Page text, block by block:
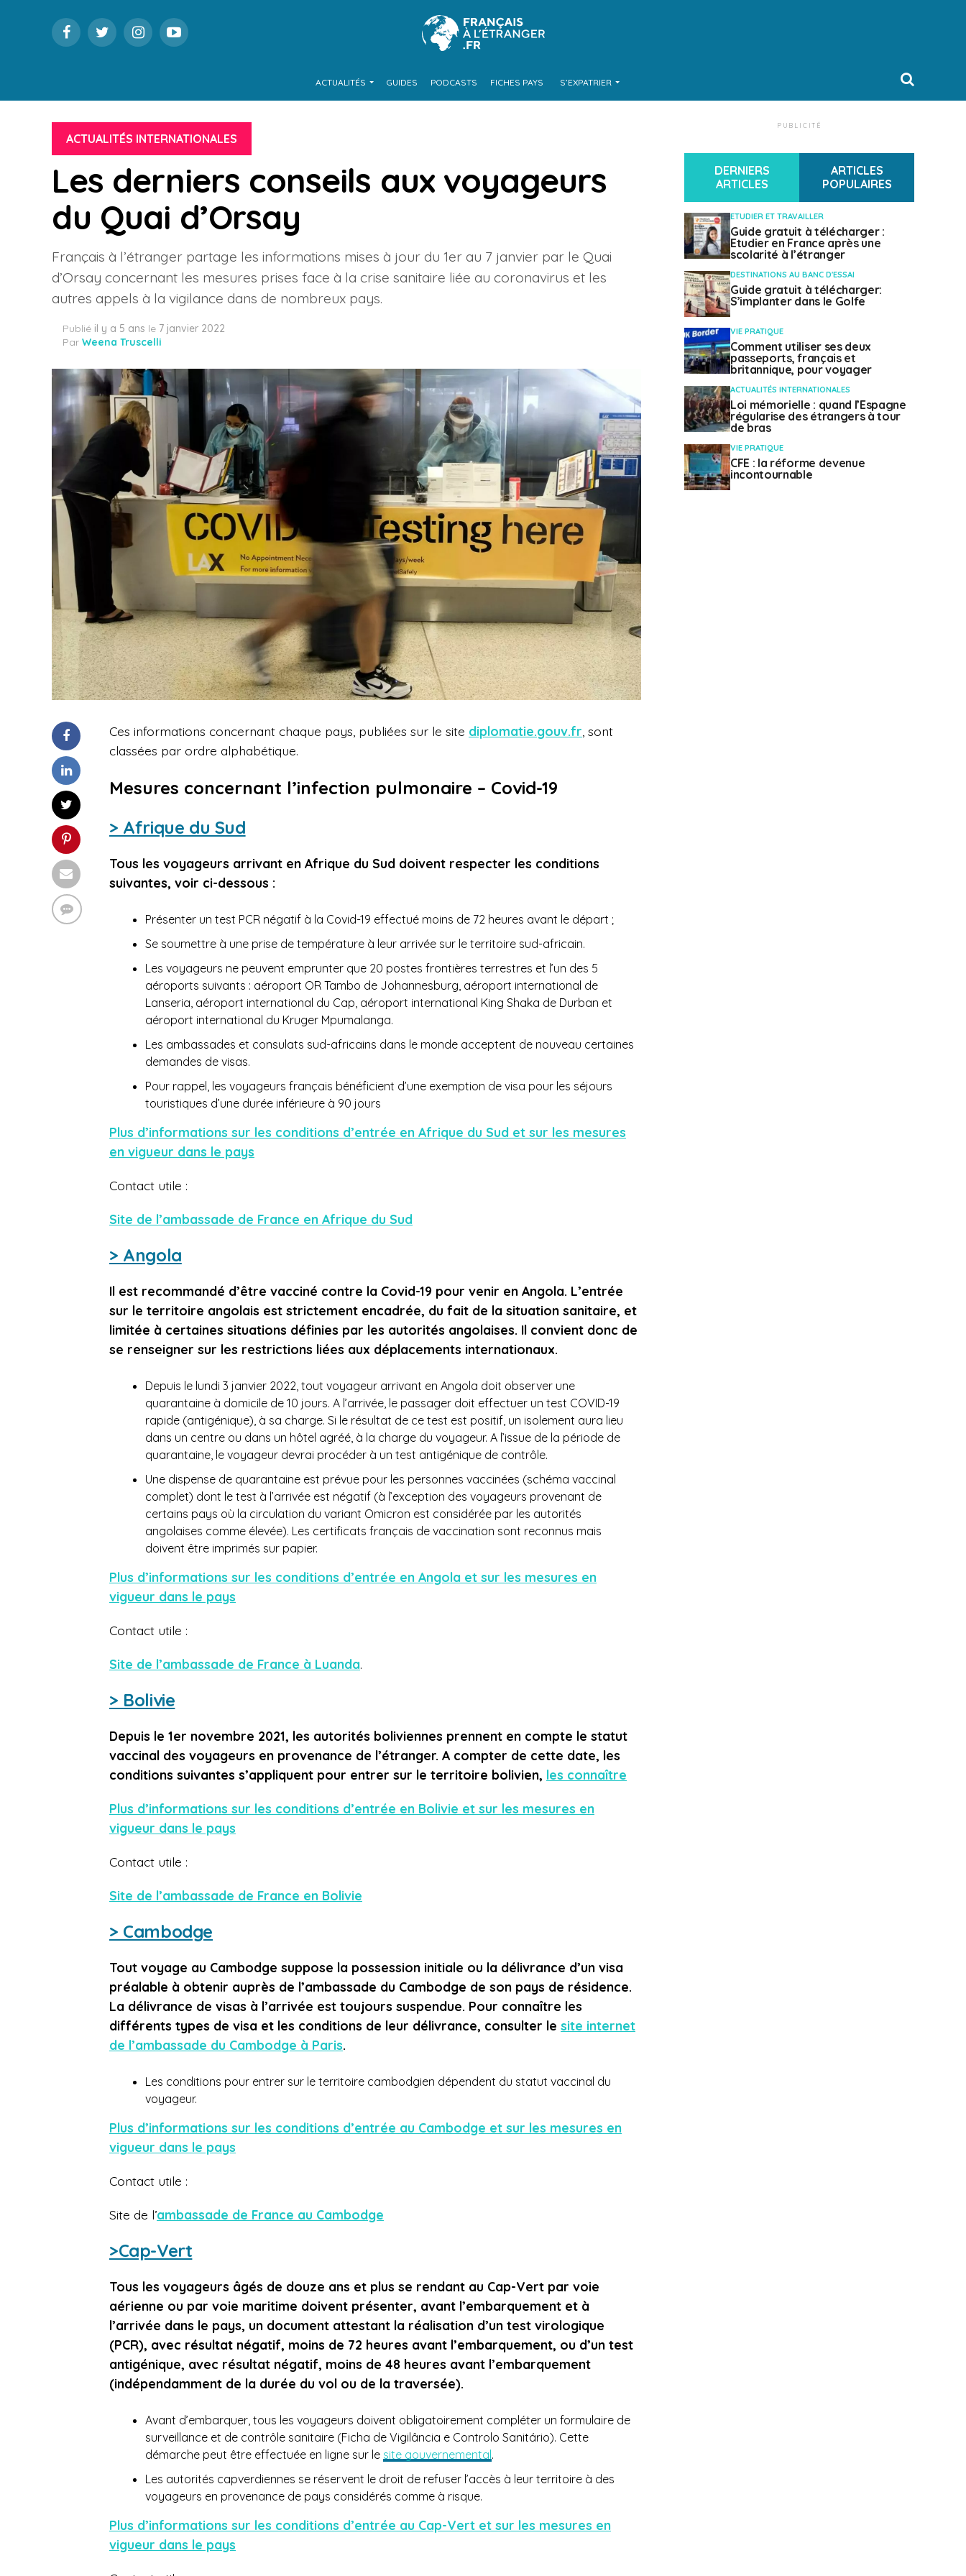
ACTUALITÉS GUIDES PODCASTS FICHES PAYS S’EXPATRIER
ACTUALITÉS INTERNATIONALES
Les derniers conseils aux voyageurs
du Quai d’Orsay
Français à l’étranger partage les informations mises à jour du 1er au 7 janvier par le Quai
d’Orsay concernant les mesures prises face à la crise sanitaire liée au coronavirus et les
autres appels à la vigilance dans de nombreux pays.
Publié il y a 5 ans le 7 janvier 2022
Par Weena Truscelli
Ces informations concernant chaque pays, publiées sur le site diplomatie.gouv.fr , sont
classées par ordre alphabétique.
Mesures concernant l’infection pulmonaire – Covid-19
> Afrique du Sud
Tous les voyageurs arrivant en Afrique du Sud doivent respecter les conditions
suivantes, voir ci-dessous :
Présenter un test PCR négatif à la Covid-19 effectué moins de 72 heures avant le départ ;
Se soumettre à une prise de température à leur arrivée sur le territoire sud-africain.
Les voyageurs ne peuvent emprunter que 20 postes frontières terrestres et l’un des 5
aéroports suivants : aéroport OR Tambo de Johannesburg, aéroport international de
Lanseria, aéroport international du Cap, aéroport international King Shaka de Durban et
aéroport international du Kruger Mpumalanga.
Les ambassades et consulats sud-africains dans le monde acceptent de nouveau certaines
demandes de visas.
Pour rappel, les voyageurs français bénéficient d’une exemption de visa pour les séjours
touristiques d’une durée inférieure à 90 jours
Plus d’informations sur les conditions d’entrée en Afrique du Sud et sur les mesures
en vigueur dans le pays
Contact utile :
Site de l’ambassade de France en Afrique du Sud
> Angola
Il est recommandé d’être vacciné contre la Covid-19 pour venir en Angola. L’entrée
sur le territoire angolais est strictement encadrée, du fait de la situation sanitaire, et
limitée à certaines situations définies par les autorités angolaises. Il convient donc de
se renseigner sur les restrictions liées aux déplacements internationaux.
Depuis le lundi 3 janvier 2022, tout voyageur arrivant en Angola doit observer une
quarantaine à domicile de 10 jours. A l’arrivée, le passager doit effectuer un test COVID-19
rapide (antigénique), à sa charge. Si le résultat de ce test est positif, un isolement aura lieu
dans un centre ou dans un hôtel agréé, à la charge du voyageur. A l’issue de la période de
quarantaine, le voyageur devrai procéder à un test antigénique de contrôle.
Une dispense de quarantaine est prévue pour les personnes vaccinées (schéma vaccinal
complet) dont le test à l’arrivée est négatif (à l’exception des voyageurs provenant de
certains pays où la circulation du variant Omicron est considérée par les autorités
angolaises comme élevée). Les certificats français de vaccination sont reconnus mais
doivent être imprimés sur papier.
Plus d’informations sur les conditions d’entrée en Angola et sur les mesures en
vigueur dans le pays
Contact utile :
Site de l’ambassade de France à Luanda.
> Bolivie
Depuis le 1er novembre 2021, les autorités boliviennes prennent en compte le statut
vaccinal des voyageurs en provenance de l’étranger. A compter de cette date, les
conditions suivantes s’appliquent pour entrer sur le territoire bolivien, les connaître
Plus d’informations sur les conditions d’entrée en Bolivie et sur les mesures en
vigueur dans le pays
Contact utile :
Site de l’ambassade de France en Bolivie
> Cambodge
Tout voyage au Cambodge suppose la possession initiale ou la délivrance d’un visa
préalable à obtenir auprès de l’ambassade du Cambodge de son pays de résidence.
La délivrance de visas à l’arrivée est toujours suspendue. Pour connaître les
différents types de visa et les conditions de leur délivrance, consulter le site internet
de l’ambassade du Cambodge à Paris.
Les conditions pour entrer sur le territoire cambodgien dépendent du statut vaccinal du
voyageur.
Plus d’informations sur les conditions d’entrée au Cambodge et sur les mesures en
vigueur dans le pays
Contact utile :
Site de l’ambassade de France au Cambodge
>Cap-Vert
Tous les voyageurs âgés de douze ans et plus se rendant au Cap-Vert par voie
aérienne ou par voie maritime doivent présenter, avant l’embarquement et à
l’arrivée dans le pays, un document attestant la réalisation d’un test virologique
(PCR), avec résultat négatif, moins de 72 heures avant l’embarquement, ou d’un test
antigénique, avec résultat négatif, moins de 48 heures avant l’embarquement
(indépendamment de la durée du vol ou de la traversée).
Avant d’embarquer, tous les voyageurs doivent obligatoirement compléter un formulaire de
surveillance et de contrôle sanitaire (Ficha de Vigilância e Controlo Sanitário). Cette
démarche peut être effectuée en ligne sur le site gouvernemental.
Les autorités capverdiennes se réservent le droit de refuser l’accès à leur territoire à des
voyageurs en provenance de pays considérés comme à risque.
Plus d’informations sur les conditions d’entrée au Cap-Vert et sur les mesures en
vigueur dans le pays
PUBLICITÉ
DERNIERS
ARTICLES
ARTICLES
POPULAIRES
ETUDIER ET TRAVAILLER
Guide gratuit à télécharger :
Etudier en France après une
scolarité à l’étranger
DESTINATIONS AU BANC D'ESSAI
Guide gratuit à télécharger:
S’implanter dans le Golfe
VIE PRATIQUE
Comment utiliser ses deux
passeports, français et
britannique, pour voyager
ACTUALITÉS INTERNATIONALES
Loi mémorielle : quand l’Espagne
régularise des étrangers à tour
de bras
VIE PRATIQUE
CFE : la réforme devenue
incontournable